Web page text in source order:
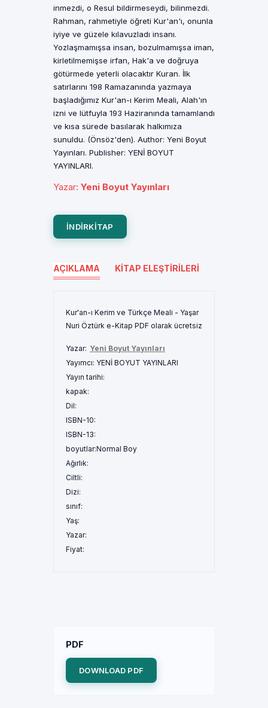
inmezdi, o Resul bildirmeseydi, bilinmezdi.
Rahman, rahmetiyle öğreti Kur'an'ı, onunla
iyiye ve güzele kılavuzladı insanı.
Yozlaşmamışsa insan, bozulmamışsa iman,
kirletilmemişse irfan, Hak'a ve doğruya
götürmede yeterli olacaktır Kuran. İlk
satırlarını 198 Ramazanında yazmaya
başladığımız Kur'an-ı Kerim Meali, Alah'ın
izni ve lütfuyla 193 Haziranında tamamlandı
ve kısa sürede basılarak halkımıza
sunuldu. (Önsöz'den). Author: Yeni Boyut
Yayınları. Publisher: YENİ BOYUT
YAYINLARI.
Yazar: Yeni Boyut Yayınları
INDIRKITAP
AÇIKLAMA KITAP ELEŞTIRILERI
Kur'an-ı Kerim ve Türkçe Meali - Yaşar
Nuri Öztürk e-Kitap PDF olarak ücretsiz
Yazar: Yeni Boyut Yayınları
Yayımcı: YENİ BOYUT YAYINLARI
Yayın tarihi:
kapak:
Dil:
ISBN-10:
ISBN-13:
boyutlar:Normal Boy
Ağırlık:
Ciltli:
Dizi:
sınıf:
Yaş:
Yazar:
Fiyat:
PDF
DOWNLOAD PDF